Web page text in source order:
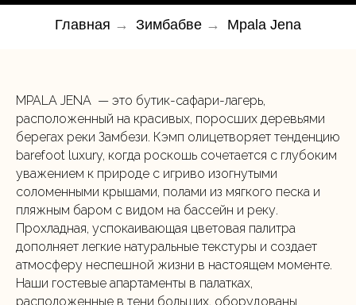
Главная → Зимбабве → Mpala Jena
MPALA JENA — это бутик-сафари-лагерь,
расположенный на красивых, поросших деревьями
берегах реки Замбези. Кэмп олицетворяет тенденцию
barefoot luxury, когда роскошь сочетается с глубоким
уважением к природе с игриво изогнутыми
соломенными крышами, полами из мягкого песка и
пляжным баром с видом на бассейн и реку.
Прохладная, успокаивающая цветовая палитра
дополняет легкие натуральные текстуры и создает
атмосферу неспешной жизни в настоящем моменте.
Наши гостевые апартаменты в палатках,
расположенные в тени больших, оборудованы